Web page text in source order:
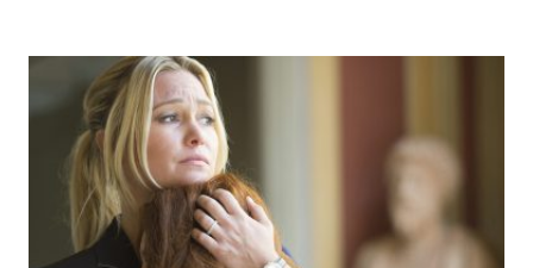
ShowBiz
News Cinema
News Musica
News Spettacolo
Social News